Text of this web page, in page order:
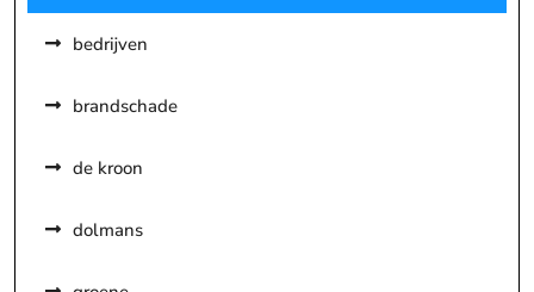
bedrijven
brandschade
de kroon
dolmans